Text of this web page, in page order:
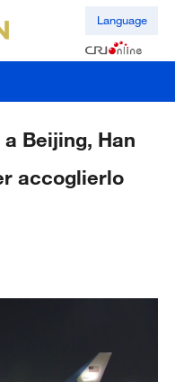
Language
Beijing, Han
accoglierlo